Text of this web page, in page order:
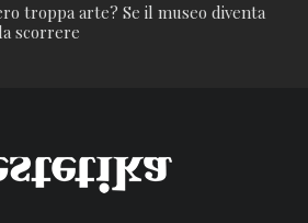
troppa arte? Se il museo diventa
scorrere